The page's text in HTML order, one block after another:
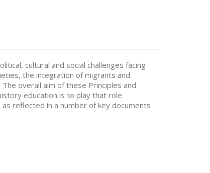
cultural and social challenges facing
the integration of migrants and
overall aim of these Principles and
education is to play that role
as reflected in a number of key documents